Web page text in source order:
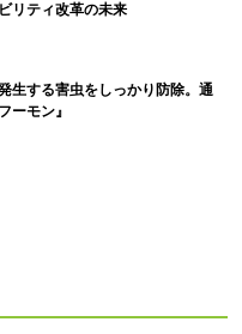
リティ改革の未来
生する害虫をしっかり防除。通
ーモン』